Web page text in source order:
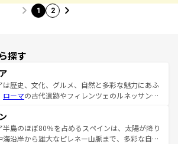
1 2
探す
は歴史、文化、グルメ、自然と多彩な魅力にあふ
ローマの古代遺跡やフィレンツェのルネッサンス
スカーナの美しい田園風景やアマルフィ海岸の絶
自然景観も見逃せない。観光の合間には、本場の
スタなど、絶品のイタリア料理を堪能することも
半島のほぼ80％を占めるスペインは、太陽が降り
海沿岸から雄大なピレネー山脈まで、多彩な自然